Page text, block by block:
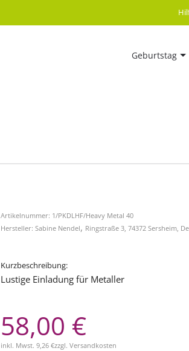
Geburtstag
Artikelnummer: 1/PKDLHF/Heavy Metal 40
Hersteller: Sabine Nendel, Ringstraße 3, 74372 Sersheim,
Kurzbeschreibung:
Lustige Einladung für Metaller
58,00 €
inkl. Mwst. 9,26 €zzgl. Versandkosten